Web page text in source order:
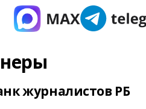
журналистов РБ